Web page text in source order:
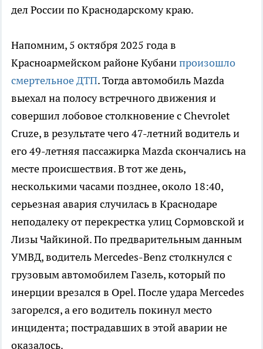
дел России по Краснодарскому краю.
Напомним, 5 октября 2025 года в
Красноармейском районе Кубанипроизошло
смертельное ДТП. Тогда автомобиль Mazda
выехал на полосу встречного движения и
совершил лобовое столкновение с Chevrolet
Cruze, в результате чего 47-летний водитель и
его 49-летняя пассажирка Mazda скончались на
месте происшествия. В тот же день,
несколькими часами позднее, около 18:40,
серьезная авария случилась в Краснодаре
неподалеку от перекрестка улиц Сормовской и
Лизы Чайкиной. По предварительным данным
УМВД, водитель Mercedes-Benz столкнулся с
грузовым автомобилем Газель, который по
инерции врезался в Opel. После удара Mercedes
загорелся, а его водитель покинул место
инцидента; пострадавших в этой аварии не
оказалось.